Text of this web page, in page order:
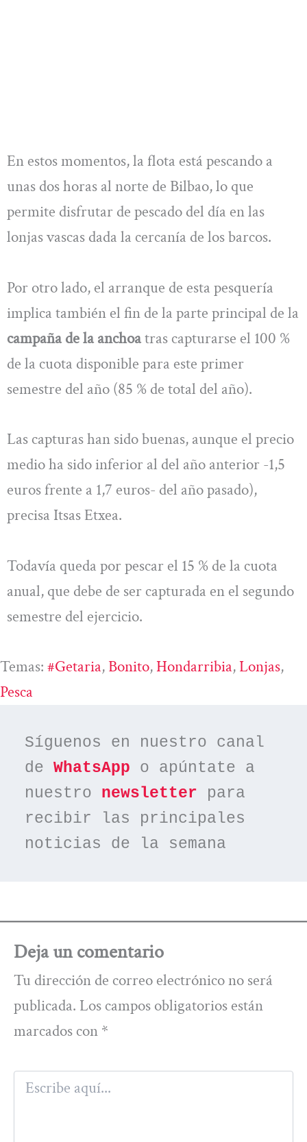
En estos momentos, la flota está pescando a
unas dos horas al norte de Bilbao, lo que
permite disfrutar de pescado del día en las
lonjas vascas dada la cercanía de los barcos.
Por otro lado, el arranque de esta pesquería
implica también el fin de la parte principal de la
campaña de la anchoatras capturarse el 100 %
de la cuota disponible para este primer
semestre del año (85 % de total del año).
Las capturas han sido buenas, aunque el precio
medio ha sido inferior al del año anterior -1,5
euros frente a 1,7 euros- del año pasado),
precisa Itsas Etxea.
Todavía queda por pescar el 15 % de la cuota
anual, que debe de ser capturada en el segundo
semestre del ejercicio.
Temas: #Getaria, Bonito, Hondarribia, Lonjas
Pesca
Síguenos en nuestro canal
de WhatsApp o apúntate a
nuestro newsletter para
recibir las principales
noticias de la semana
Deja un comentario
Tu dirección de correo electrónico no será
publicada. Los campos obligatorios están
marcados con *
aquí...